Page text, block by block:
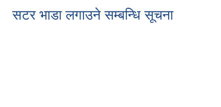
सटर भाडा लगाउने सम्बन्धि सूचना